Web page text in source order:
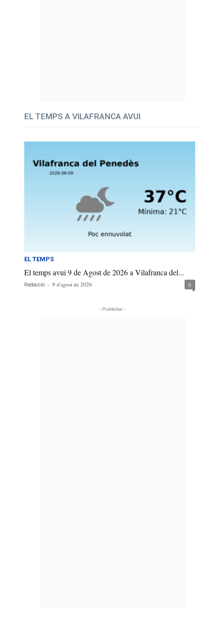
EL TEMPS A VILAFRANCA AVUI
EL TEMPS
El temps avui 9 de Agost de 2026 a Vilafranca del...
Redacció - 9 d'agost de 2026 0
- Publicitat -